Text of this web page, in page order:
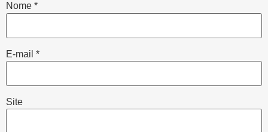
Nome *
E-mail *
Site